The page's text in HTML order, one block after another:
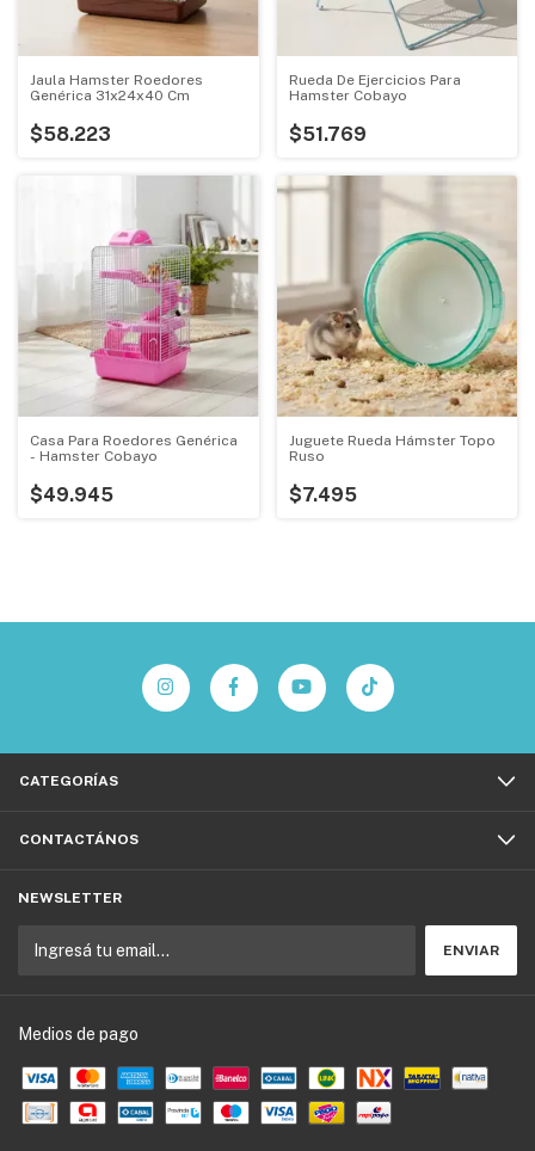
Jaula Hamster Roedores
Genérica 31x24x40 Cm
$58.223
Rueda De Ejercicios Para
Hamster Cobayo
$51.769
Casa Para Roedores Genérica
- Hamster Cobayo
$49.945
Juguete Rueda Hámster Topo
Ruso
$7.495
CATEGORÍAS
CONTACTÁNOS
NEWSLETTER
Medios de pago